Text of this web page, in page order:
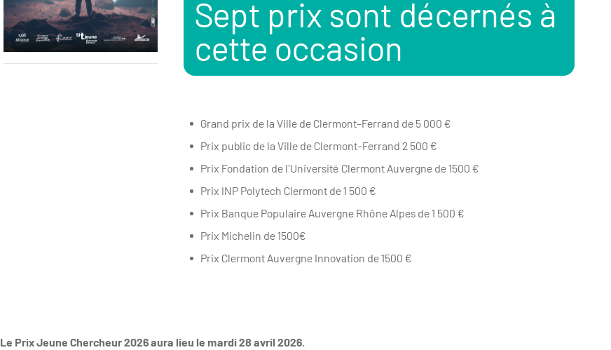
Sept prix sont décernés à
cette occasion
Grand prix de la Ville de Clermont-Ferrand de 5 000 €
Prix public de la Ville de Clermont-Ferrand 2 500 €
Prix Fondation de l'Université Clermont Auvergne de 1500 €
Prix INP Polytech Clermont de 1 500 €
Prix Banque Populaire Auvergne Rhône Alpes de 1 500 €
Prix Michelin de 1500€
Prix Clermont Auvergne Innovation de 1500 €
Le Prix Jeune Chercheur 2026 aura lieu le mardi 28 avril 2026.